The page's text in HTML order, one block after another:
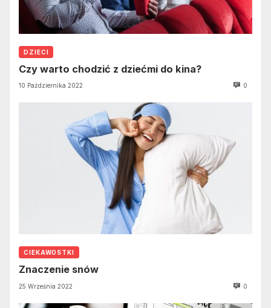
DZIECI
Czy warto chodzić z dziećmi do kina?
10 Października 2022 0
CIEKAWOSTKI
Znaczenie snów
25 Września 2022 0